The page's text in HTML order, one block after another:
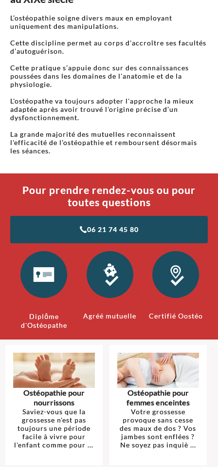
L’ostéopathie soigne divers maux en employant
uniquement des manipulations.
Cette discipline permet au corps d'accroître ses facultés
d’autoguérison.
Cette pratique s’appuie donc sur des connaissances
poussées dans les domaines de l'anatomie et de la
physiologie.
L'ostéopathe va toujours adopter l'approche la mieux
adaptée après avoir trouvé l'origine précise d’un
dysfonctionnement.
La grande majorité des mutuelles reconnaissent
l'efficacité de l’ostéopathie et remboursent désormais
les séances.
Pour prendre rendez-vous ou pour
toutes questions
06 21 74 45 80
Diplôme
d'Ostéopathe
Agréé mutuelle Certifié Oostéo
Ostéopathie pour
nourrissons
Saviez-vous que la
grossesse n'est pas
toujours une période
facile à vivre pour
l'enfant comme pour ...
Ostéopathie pour
femmes enceintes
Votre grossesse
provoque sans cesse
des maux de dos ? Vos
jambes sont enflées ?
Ne soyez pas inquiè ...